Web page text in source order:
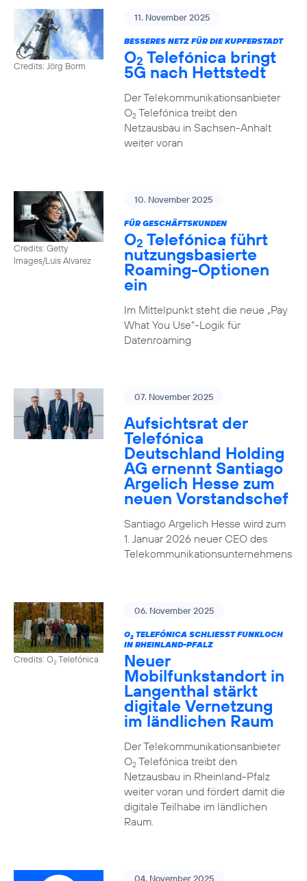
Credits: Jörg Borm
11. November 2025
BESSERES NETZ FÜR DIE KUPFERSTADT
O2 Telefónica bringt
5G nach Hettstedt
Der Telekommunikationsanbieter
O2Telefónica treibt den
Netzausbau in Sachsen-Anhalt
weiter voran
Credits: Getty
Images/Luis Alvarez
10. November 2025
FÜR GESCHÄFTSKUNDEN
O2 Telefónica führt
nutzungs­basierte
Roaming-Optionen
ein
Im Mittelpunkt steht die neue „Pay
What You Use“-Logik für
Datenroaming
07. November 2025
Aufsichtsrat der
Telefónica
Deutschland Holding
AG ernennt Santiago
Argelich Hesse zum
neuen Vorstandschef
Santiago Argelich Hesse wird zum
1. Januar 2026 neuer CEO des
Telekommunikationsunternehmens
Credits: O2Telefónica
06. November 2025
O2TELEFÓNICA SCHLIESST FUNKLOCH I
N RHEINLAND-PFALZ
Neuer
Mobilfunkstandort in
Langenthal stärkt
digitale Vernetzung
im ländlichen Raum
Der Telekommunikationsanbieter
O2Telefónica treibt den
Netzausbau in Rheinland-Pfalz
weiter voran und fördert damit die
digitale Teilhabe im ländlichen
Raum.
04. November 2025